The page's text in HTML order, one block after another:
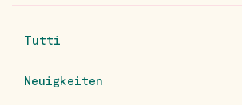
Tutti
Neuigkeiten